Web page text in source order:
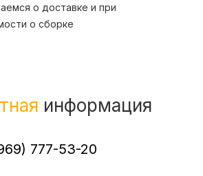
о доставке и при
о сборке
информация
777-53-20